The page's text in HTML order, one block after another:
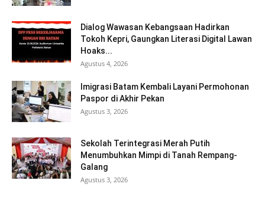
Dialog Wawasan Kebangsaan Hadirkan
Tokoh Kepri, Gaungkan Literasi Digital Lawan
Hoaks...
Agustus 4, 2026
Imigrasi Batam Kembali Layani Permohonan
Paspor di Akhir Pekan
Agustus 3, 2026
Sekolah Terintegrasi Merah Putih
Menumbuhkan Mimpi di Tanah Rempang-
Galang
Agustus 3, 2026